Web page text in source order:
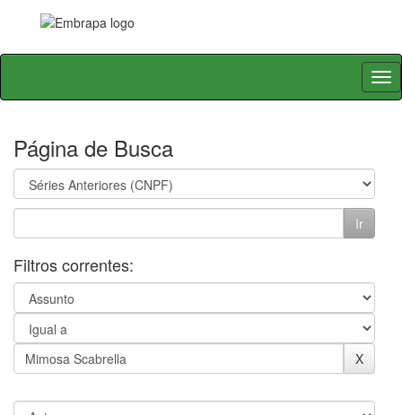
Skip
Página de Busca
Filtros correntes: